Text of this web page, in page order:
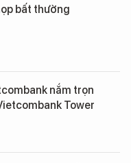
bất thường
nắm trọn
Tower